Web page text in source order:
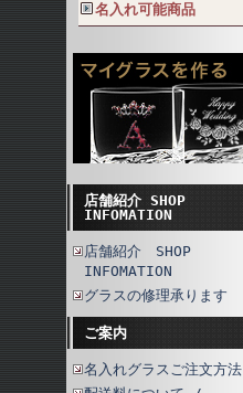
名入れ可能商品
店舗紹介 SHOP
INFOMATION
店舗紹介 SHOP
INFOMATION
グラスの修理承ります
ご案内
名入れグラスご注文方法